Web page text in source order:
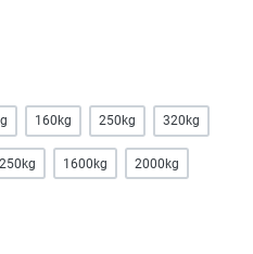
160kg 250kg 320kg
1600kg 2000kg